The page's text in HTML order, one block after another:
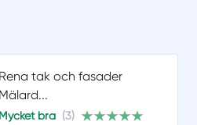
Rena tak och fasader
Mälard...
Mycket bra (3)